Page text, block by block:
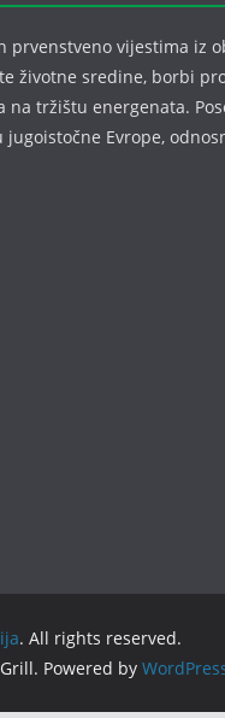
prvenstveno vijestima iz
životne sredine, borbi
tržištu energenata.
Evrope,
. All rights reserved.
Powered by